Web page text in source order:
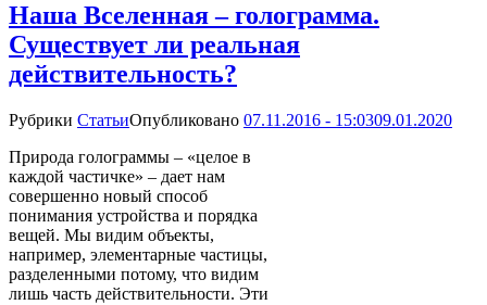
Наша Вселенная – голограмма.
Существует ли реальная
действительность?
Рубрики СтатьиОпубликовано 07.11.2016 - 15:0309.01.2020
Природа голограммы – «целое в
каждой частичке» – дает нам
совершенно новый способ
понимания устройства и порядка
вещей. Мы видим объекты,
например, элементарные частицы,
разделенными потому, что видим
лишь часть действительности. Эти